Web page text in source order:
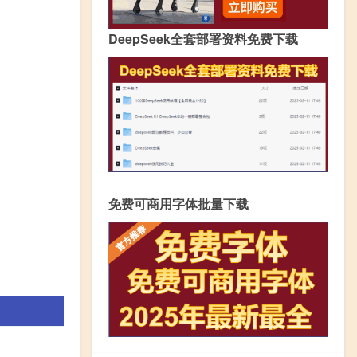
DeepSeek全套部署资料免费下载
免费可商用字体批量下载